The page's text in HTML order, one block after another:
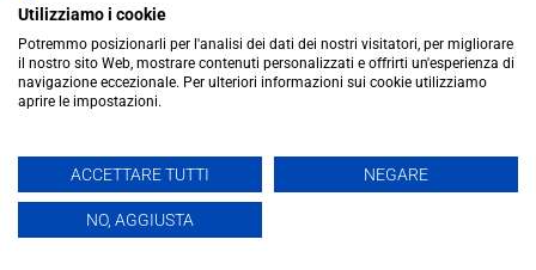
redazione@ilcaffequotidiano.online
C.F. 92076900858
Chi siamo
IlCaffèQuotidiano.online è una testata giornalistica registrata
presso il Tribunale di Caltanissetta n.02/2024 del 17/07/2024 |
Realizzato da
Utilizziamo i cookie
Potremmo posizionarli per l'analisi dei dati dei nostri visitatori, per migliorare
il nostro sito Web, mostrare contenuti personalizzati e offrirti un'esperienza di
navigazione eccezionale. Per ulteriori informazioni sui cookie utilizziamo
aprire le impostazioni.
ACCETTARE TUTTI NEGARE
NO, AGGIUSTA